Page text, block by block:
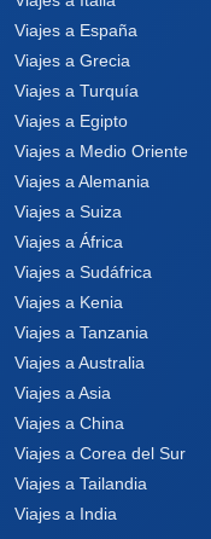
Viajes a España
Viajes a Grecia
Viajes a Turquía
Viajes a Egipto
Viajes a Medio Oriente
Viajes a Alemania
Viajes a Suiza
Viajes a África
Viajes a Sudáfrica
Viajes a Kenia
Viajes a Tanzania
Viajes a Australia
Viajes a Asia
Viajes a China
Viajes a Corea del Sur
Viajes a Tailandia
Viajes a India